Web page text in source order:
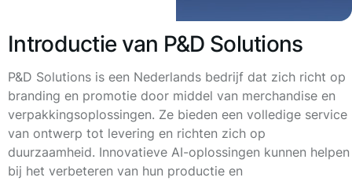
Introductie van P&D Solutions
P&D Solutions is een Nederlands bedrijf dat zich richt op
branding en promotie door middel van merchandise en
verpakkingsoplossingen. Ze bieden een volledige service
van ontwerp tot levering en richten zich op
duurzaamheid. Innovatieve AI-oplossingen kunnen helpen
bij het verbeteren van hun productie en